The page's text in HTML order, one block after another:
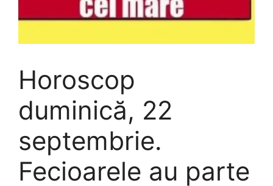
Horoscop
duminică, 22
septembrie.
Fecioarele au parte